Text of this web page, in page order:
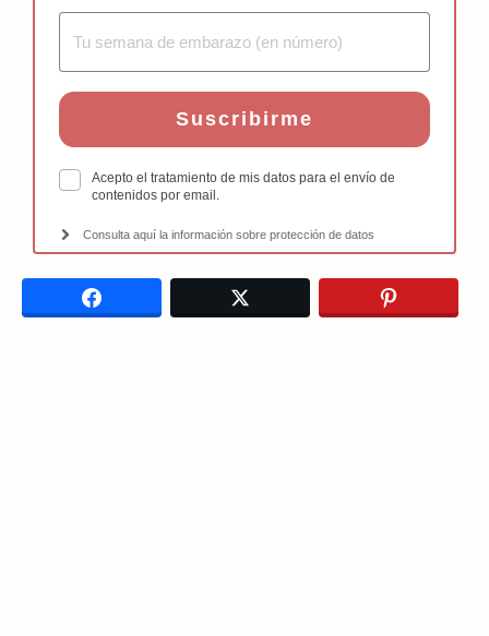
Suscribirme
Acepto el tratamiento de mis datos para el envío de
contenidos por email.
Consulta aquí la información sobre protección de datos